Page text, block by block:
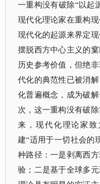
一重构没有破除“以起
现代化理论家在重构
现代化的起源来界定
摆脱西方中心主义的
历史参考价值，但绝
代化的典范性已被消
化普遍概念，成为破
次，这一重构没有破
来，现代化理论家
建“适用于一切社会的
种路径：一是剥离西
验；二是基于全球多